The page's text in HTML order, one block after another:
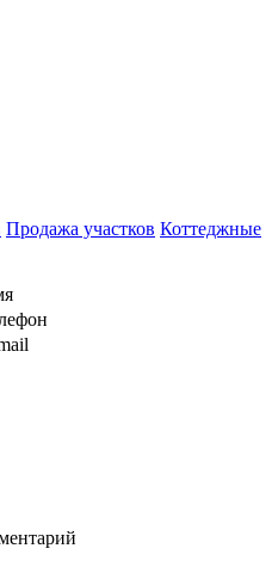
Продажа участков Коттеджные